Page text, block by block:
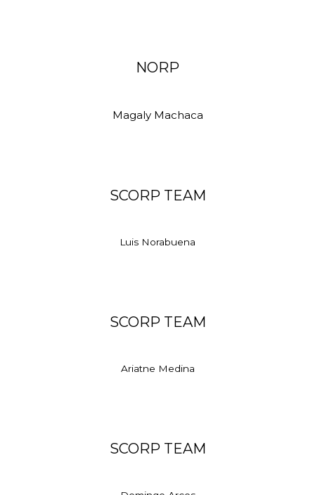
NORP
Magaly Machaca
SCORP TEAM
Luis Norabuena
SCORP TEAM
Ariatne Medina
SCORP TEAM